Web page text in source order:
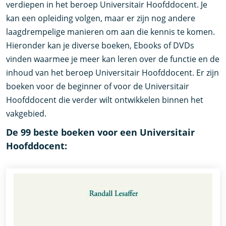
verdiepen in het beroep Universitair Hoofddocent. Je
kan een opleiding volgen, maar er zijn nog andere
laagdrempelige manieren om aan die kennis te komen.
Hieronder kan je diverse boeken, Ebooks of DVDs
vinden waarmee je meer kan leren over de functie en de
inhoud van het beroep Universitair Hoofddocent. Er zijn
boeken voor de beginner of voor de Universitair
Hoofddocent die verder wilt ontwikkelen binnen het
vakgebied.
De 99 beste boeken voor een Universitair
Hoofddocent: